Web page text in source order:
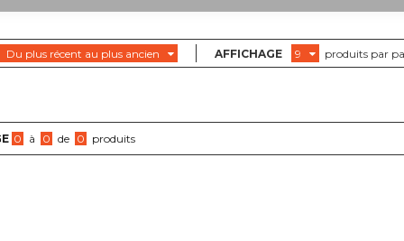
plus récent au plus ancien AFFICHAGE 9 produits par
0 à 0 de 0 produits